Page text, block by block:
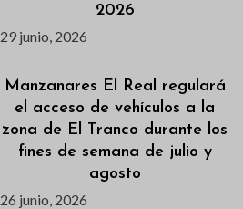
2026
29 junio, 2026
Manzanares El Real regulará
el acceso de vehículos a la
zona de El Tranco durante los
fines de semana de julio y
agosto
26 junio, 2026